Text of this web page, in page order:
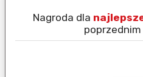
Nagroda dla